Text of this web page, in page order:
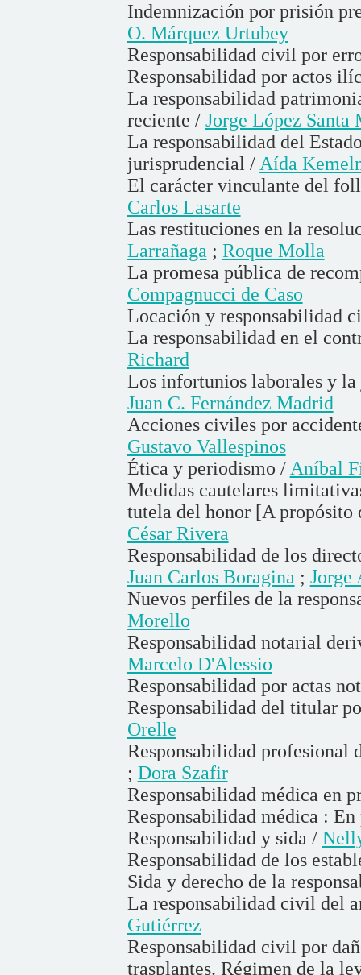
Indemnización por prisión
O. Márquez Urtubey
Responsabilidad civil por
Responsabilidad por actos
La responsabilidad
reciente / Jorge López Santa
La responsabilidad del
jurisprudencial / Aída
El carácter vinculante del
Carlos Lasarte
Las restituciones en la
Larrañaga ; Roque Molla
La promesa pública de
Compagnucci de Caso
Locación y responsabilidad
La responsabilidad en el
Richard
Los infortunios laborales y
Juan C. Fernández Madrid
Acciones civiles por
Gustavo Vallespinos
Ética y periodismo / Aníbal
Medidas cautelares
tutela del honor [A
César Rivera
Responsabilidad de los
Juan Carlos Boragina ; Jorge
Nuevos perfiles de la
Morello
Responsabilidad notarial
Marcelo D'Alessio
Responsabilidad por actas
Responsabilidad del titular
Orelle
Responsabilidad profesional
; Dora Szafir
Responsabilidad médica en
Responsabilidad médica :
Responsabilidad y sida /
Responsabilidad de los
Sida y derecho de la
La responsabilidad civil del
Gutiérrez
Responsabilidad civil por
trasplantes. Régimen de la